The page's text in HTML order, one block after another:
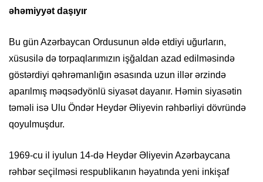
əhəmiyyət daşıyır
Bu gün Azərbaycan Ordusunun əldə etdiyi uğurların,
xüsusilə də torpaqlarımızın işğaldan azad edilməsində
göstərdiyi qəhrəmanlığın əsasında uzun illər ərzində
aparılmış məqsədyönlü siyasət dayanır. Həmin siyasətin
təməli isə Ulu Öndər Heydər Əliyevin rəhbərliyi dövründə
qoyulmuşdur.
1969-cu il iyulun 14-də Heydər Əliyevin Azərbaycana
rəhbər seçilməsi respublikanın həyatında yeni inkişaf